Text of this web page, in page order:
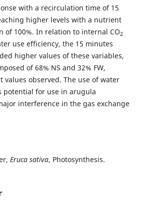
with a recirculation time of 15
higher levels with a nutrient
of 100%. In relation to internal CO2
use efficiency, the 15 minutes
higher values ​​of these variables,
of 68% NS and 32% FW,
values ​​observed. The use of water
for use in arugula
interference in the gas exchange
Eruca sativa, Photosynthesis.